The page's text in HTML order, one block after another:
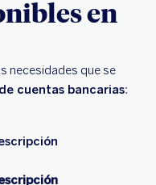
en
necesidades que se
cuentas bancarias: